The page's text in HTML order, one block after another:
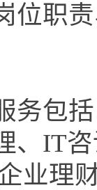
位职
务包
、IT
业理